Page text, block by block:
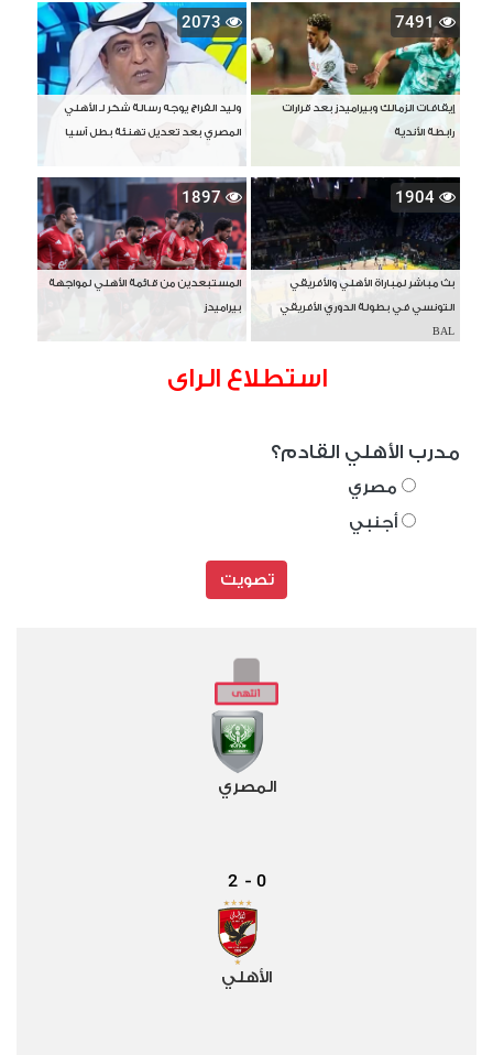
7491
إيقافات الزمالك وبيراميدز بعد قرارات
رابطة الأندية
2073
وليد الفراج يوجه رسالة شكر لـ الأهلي
المصري بعد تعديل تهنئة بطل آسيا
1904
بث مباشر لمباراة الأهلي والأفريقي
التونسي في بطولة الدوري الأفريقي
BAL
1897
المستبعدين من قائمة الأهلي لمواجهة
بيراميدز
استطلاع الراى
مدرب الأهلي القادم؟
مصري
أجنبي
تصويت
المصري
0
-
2
الأهلي